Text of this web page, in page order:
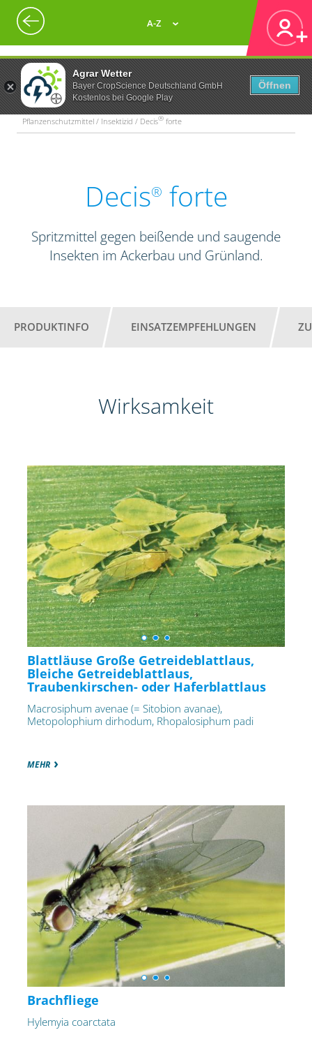
Agrar Wetter
Bayer CropScience Deutschland GmbH
Kostenlos bei Google Play
Öffnen
A-Z
Pflanzenschutzmittel / Insektizid / Decis® forte
Decis® forte
Spritzmittel gegen beißende und saugende
Insekten im Ackerbau und Grünland.
PRODUKTINFO EINSATZEMPFEHLUNGEN
Wirksamkeit
Blattläuse Große Getreideblattlaus,
Bleiche Getreideblattlaus,
Traubenkirschen- oder Haferblattlaus
Macrosiphum avenae (= Sitobion avanae),
Metopolophium dirhodum, Rhopalosiphum padi
MEHR
Brachfliege
Hylemyia coarctata